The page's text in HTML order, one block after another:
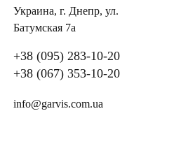
Украина, г. Днепр, ул.
Батумская 7а
+38 (095) 283-10-20
+38 (067) 353-10-20
info@garvis.com.ua